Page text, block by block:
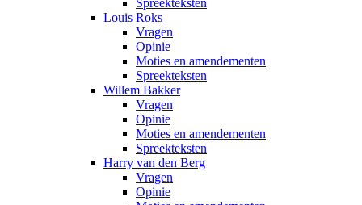
Spreekteksten
Louis Roks
Vragen
Opinie
Moties en amendementen
Spreekteksten
Willem Bakker
Vragen
Opinie
Moties en amendementen
Spreekteksten
Harry van den Berg
Vragen
Opinie